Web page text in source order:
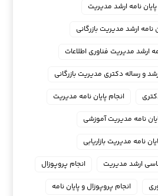
پایان نامه ارشد مدیریت
نامه ارشد مدیریت بازرگانی
ارشد مدیریت فناوری اطلاعات
و رساله دکتری مدیریت بازرگانی
انجام پایان نامه مدیریت
نامه مدیریت آموزشی
نامه مدیریت بازاریابی
ارشد مدیریت
انجام پروپوزال
انجام پروپوزال و پایان نامه